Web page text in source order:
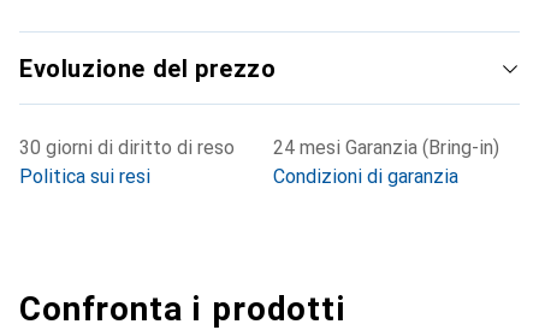
Evoluzione del prezzo
30 giorni di diritto di reso
Politica sui resi
24 mesi Garanzia (Bring-in)
Condizioni di garanzia
Confronta i prodotti